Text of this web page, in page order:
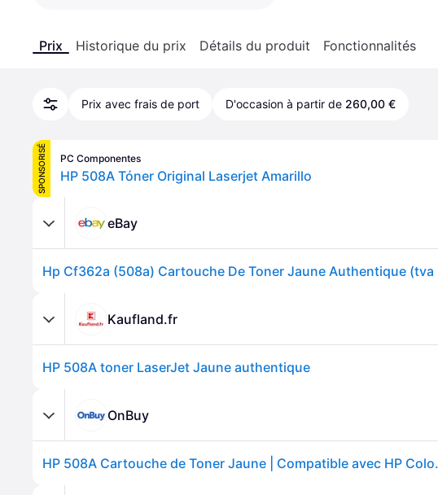
Prix Historique du prix Détails du produit Fonctionnalités
Prix avec frais de port D'occasion à partir de 260,00 €
SPONSORISÉ PC Componentes
HP 508A Tóner Original Laserjet Amarillo
eBay
Kaufland.fr
HP 508A toner LaserJet Jaune authentique
OnBuy
HP 508A